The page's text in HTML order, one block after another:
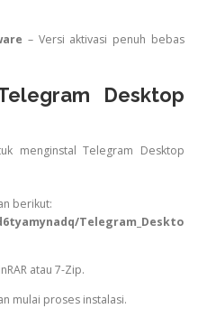
– Versi aktivasi penuh bebas
Desktop
menginstal Telegram Desktop
berikut:
Telegram_Deskto
atau 7-Zip.
mulai proses instalasi.